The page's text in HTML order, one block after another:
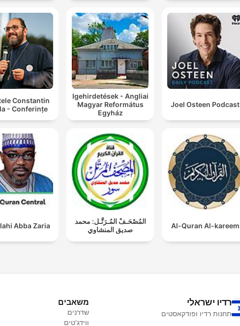
Joel Osteen Podcast
Igehirdetések - Angliai
Magyar Református
Egyház
Constantin
- Conferințe
Al-Quran Al-kareem
المُصْحَـفْ المُـرَتَّـل: محمد
صديق المنشاوي
Abba Zaria
רדיו ישראלי
תחנות רדיו ופודקאסטים
משאבים
שדרנים
ווידג'טים